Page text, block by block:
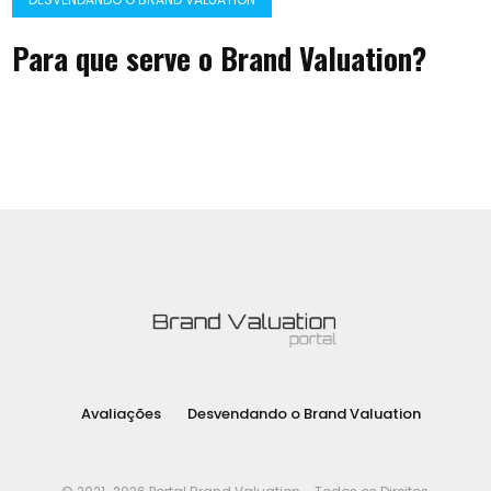
Para que serve o Brand Valuation?
Avaliações Desvendando o Brand Valuation